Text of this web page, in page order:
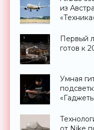
из
Первый
готов к
Умная